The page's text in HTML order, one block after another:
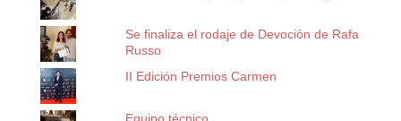
Se finaliza el rodaje de Devoción de Rafa
Russo
II Edición Premios Carmen